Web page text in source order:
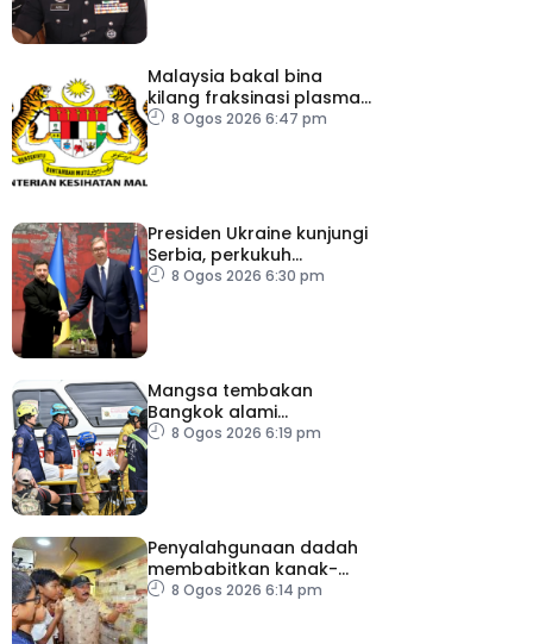
Malaysia bakal bina
kilang fraksinasi plasma
sendiri dalam tempoh
8 Ogos 2026 6:47 pm
Presiden Ukraine kunjungi
Serbia, perkukuh
kerjasama ekonomi
8 Ogos 2026 6:30 pm
Mangsa tembakan
Bangkok alami
kecederaan pada organ
8 Ogos 2026 6:19 pm
Penyalahgunaan dadah
membabitkan kanak-
kanak di Terengganu
8 Ogos 2026 6:14 pm